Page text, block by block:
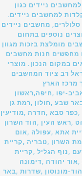
ניידים כגון
למחשבים ניידים.
סלולרים, מחשבים ניידים
נוספים בתחום
מומלצת בזכות מגוון
מחפשים חנות מחשבים
במקום הנכון. מוצרי
רב ציוד המחשבים
מרכז הארץ
יפו ,חיפה,ראשון
שבע ,חולון ,רמת גן
סבא ,חדרה ,מודיעין
,ראש העין ,הוד השרון
אתא ,עפולה ,אום
השרון ,טבריה ,קריית
,נוף הגליל ,קריית
יהודה ,דימונה
מונוסון ,שדרות ,באר